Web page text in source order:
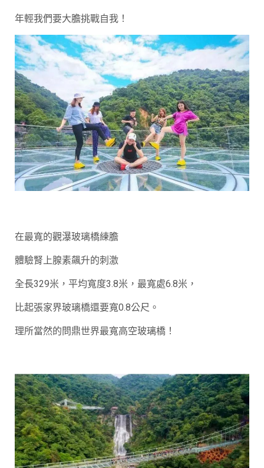
年輕我們要大膽挑戰自我！
在最寬的觀瀑玻璃橋練膽
體驗腎上腺素飆升的刺激
全長329米，平均寬度3.8米，最寬處6.8米，
比起張家界玻璃橋還要寬0.8公尺。
理所當然的問鼎世界最寬高空玻璃橋！